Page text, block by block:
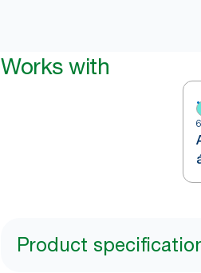
Works with
Product